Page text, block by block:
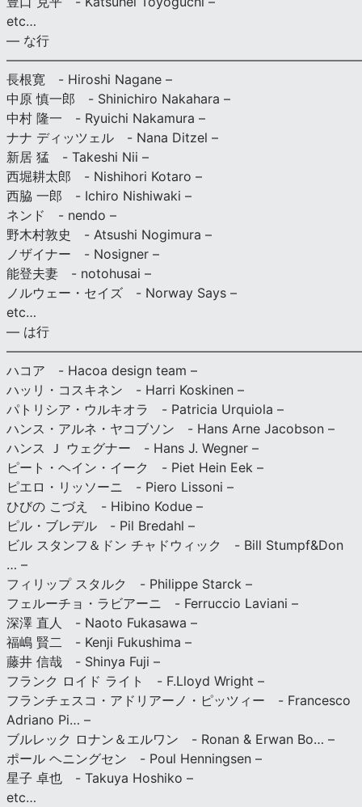
etc…
— な行
長根寛 - Hiroshi Nagane –
中原 慎一郎 - Shinichiro Nakahara –
中村 隆一 - Ryuichi Nakamura –
ナナ ディッツェル - Nana Ditzel –
新居 猛 - Takeshi Nii –
西堀耕太郎 - Nishihori Kotaro –
西脇 一郎 - Ichiro Nishiwaki –
ネンド - nendo –
野木村敦史 - Atsushi Nogimura –
ノザイナー - Nosigner –
能登夫妻 - notohusai –
ノルウェー・セイズ - Norway Says –
etc…
— は行
ハコア - Hacoa design team –
ハッリ・コスキネン - Harri Koskinen –
パトリシア・ウルキオラ - Patricia Urquiola –
ハンス・アルネ・ヤコブソン - Hans Arne Jacobson –
ハンス Ｊ ウェグナー - Hans J. Wegner –
ピート・ヘイン・イーク - Piet Hein Eek –
ピエロ・リッソーニ - Piero Lissoni –
ひびの こづえ - Hibino Kodue –
ピル・ブレデル - Pil Bredahl –
ビル スタンフ＆ドン チャドウィック - Bill Stumpf&Don
… –
フィリップ スタルク - Philippe Starck –
フェルーチョ・ラビアーニ - Ferruccio Laviani –
深澤 直人 - Naoto Fukasawa –
福嶋 賢二 - Kenji Fukushima –
藤井 信哉 - Shinya Fuji –
フランク ロイド ライト - F.Lloyd Wright –
フランチェスコ・アドリアーノ・ピッツィー - Francesco
Adriano Pi… –
ブルレック ロナン＆エルワン - Ronan & Erwan Bo… –
ポール ヘニングセン - Poul Henningsen –
星子 卓也 - Takuya Hoshiko –
etc…